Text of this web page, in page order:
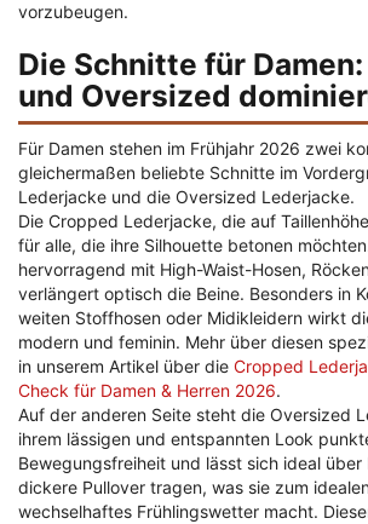
vorzubeugen.
Die Schnitte für
und Oversized
Für Damen stehen im Frühjahr 2026 zwei
gleichermaßen beliebte Schnitte im
Lederjacke und die Oversized Lederjacke.
Die Cropped Lederjacke, die auf
für alle, die ihre Silhouette betonen
hervorragend mit High-Waist-Hosen,
verlängert optisch die Beine. Besonders in
weiten Stoffhosen oder Midikleidern wirkt
modern und feminin. Mehr über diesen
in unserem Artikel über die Cropped
Check für Damen & Herren 2026.
Auf der anderen Seite steht die Oversized
ihrem lässigen und entspannten Look
Bewegungsfreiheit und lässt sich ideal über
dickere Pullover tragen, was sie zum
wechselhaftes Frühlingswetter macht.